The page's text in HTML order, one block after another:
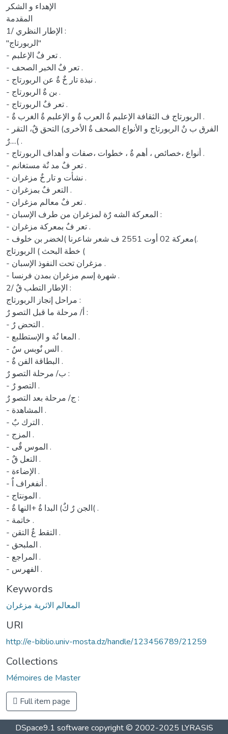
الإهداء و الشكر
المقدمة
1/ الإطار النظري :
"الربورتاج"
- تعر فٌ الإعلبم .
- تعر فٌ الخبر الصحف .
- نبذة تار خٌ ةٌ عن الربورتاج .
- بن ةٌ الربورتاج .
- تعر فٌ الربورتاج .
- الربورتاج ف الثقافة الإعلبم ةٌ العرب ةٌ و الإعلبم ةٌ الغرب ةٌ .
- الفرق ب نٌ الربورتاج و الأنواع الصحف ةٌ الأخرى) التحق قٌ، التقر
رٌ....( .
- أنواع ،خصائص ، أهم ةٌ ، خطوات ،صفات و أهداف الربورتاج .
- تعر فٌ مد نٌة مستغانم .
- نشأت و تار خٌ مزغران .
- التعر فٌ بمزغران .
- تعر فٌ معالم مزغران .
- المعركة الشه رٌة لمزغران من طرف الإسبان :
- تعر فٌ بمعركة مزغران .
- معركة 02 أوت 2551 ف شعر شاعرنا )لخضر بن خلوف(.
خطة البحث ) الربورتاج (
- مزغران تحت النفوذ الإسبان .
- شهرة إسم مزغران بمدن فرنسا .
2/ الإطار التطب قٌ :
مراحل إنجاز الربورتاج :
أ/ مرحلة ما قبل التصو رٌ :
- التحض رٌ .
- المعا نٌة و الإستطلبع .
- الس نٌوبس سٌ .
- البطاقة الفن ةٌ .
ب/ مرحلة التصو رٌ :
- التصو رٌ .
ج/ مرحلة بعد التصو رٌ :
- المشاهدة .
- الترك بٌ .
- المزج .
- الموس قٌى .
- التعل قٌ .
- الإضاءة .
- أنفغراف اٌ .
- المونتاج .
- الجن رٌ كٌ) البدا ةٌ +النها ةٌ( .
- خاتمة .
- التقط عٌ التقن .
- الملبحق .
- المراجع .
- الفهرس .
Keywords
المعالم الاثرية مزغران
URI
http://e-biblio.univ-mosta.dz/handle/123456789/21259
Collections
Mémoires de Master
Full item page
DSpace9.1 software copyright © 2002-2025 LYRASIS